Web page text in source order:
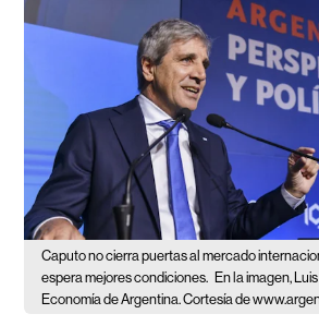
Caputo no cierra puertas al mercado
espera mejores condiciones. En la imagen,
Economía de Argentina. Cortesía de